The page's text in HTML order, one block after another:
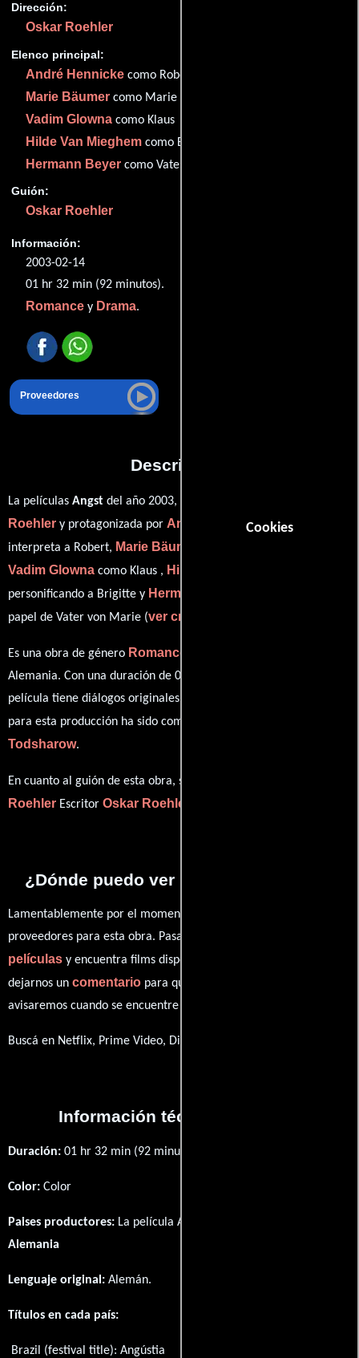
Cookies
Dirección:
Oskar Roehler
Elenco principal:
André Hennicke como Robert
Marie Bäumer como Marie
Vadim Glowna como Klaus
Hilde Van Mieghem como Brigitte
Hermann Beyer como Vater von Marie
Guión:
Oskar Roehler
Información:
2003-02-14
01 hr 32 min (92 minutos).
Romance y Drama.
Proveedores
Descripción
La películas Angst del año 2003, está dirigida por
Roehler y protagonizada por André Hennickequien
interpreta a Robert, Marie Bäumer
Vadim Glowna como Klaus , Hilde Van Mieghem
personificando a Brigitte y Hermann Beyer
papel de Vater von Marie (ver créditos completos
Es una obra de género Romance
Alemania. Con una duración de 01 hr 32 min (92 minutos), esta
película tiene diálogos originales en
para esta producción ha sido compuesta por
Todsharow.
En cuanto al guión de esta obra, se encuentra a cargo de
Roehler Escritor Oskar Roehler
¿Dónde puedo ver la películas Angst?
Lamentablemente por el momento no contamos con enlaces a
proveedores para esta obra. Pasa por nuestro catálogo de
películas y encuentra films disponibles. También puedes
dejarnos un comentario para que le demos prioridad y te
avisaremos cuando se encuentre disponible
Buscá en Netflix, Prime Video, Disney+
Información técnica y general
Duración: 01 hr 32 min (92 minutos) .
Color: Color
Paises productores: La película Angst fué producida en
Alemania
Lenguaje original: Alemán.
Títulos en cada país:
Brazil (festival title):Angústia